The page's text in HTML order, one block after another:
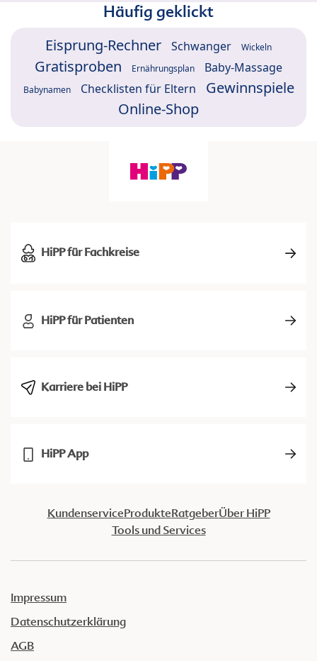
Häufig geklickt
Eisprung-Rechner Schwanger Wickeln
Gratisproben Ernährungsplan Baby-Massage
Babynamen Checklisten für Eltern
Gewinnspiele
Online-Shop
HiPP für Fachkreise
HiPP für Patienten
Karriere bei HiPP
HiPP App
KundenserviceProdukteRatgeberÜber HiPP
Tools und Services
Impressum
Datenschutzerklärung
AGB